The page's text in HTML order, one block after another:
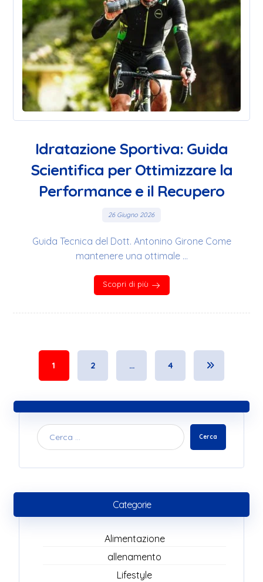
Idratazione Sportiva: Guida
Scientifica per Ottimizzare la
Performance e il Recupero
26 Giugno 2026
Guida Tecnica del Dott. Antonino Girone Come
mantenere una ottimale ...
Scopri di più
1 2 … 4
Cerca
Categorie
Alimentazione
allenamento
Lifestyle